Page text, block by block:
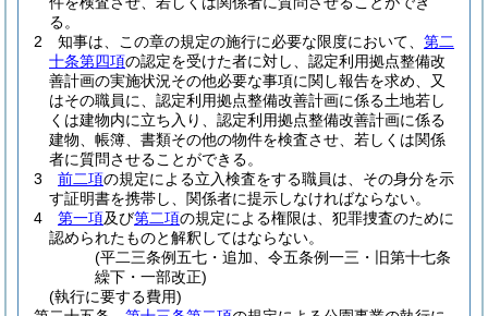
る。
2
知事は、この章の規定の施行に必要な限度において、 第二
十条第四項の認定を受けた者に対し、認定利用拠点整備改
善計画の実施状況その他必要な事項に関し報告を求め、又
はその職員に、認定利用拠点整備改善計画に係る土地若し
くは建物内に立ち入り、認定利用拠点整備改善計画に係る
建物、帳簿、書類その他の物件を検査させ、若しくは関係
者に質問させることができる。
3
前二項の規定による立入検査をする職員は、その身分を示
す証明書を携帯し、関係者に提示しなければならない。
4
第一項及び第二項の規定による権限は、犯罪捜査のために
認められたものと解釈してはならない。
(平二三条例五七・追加、令五条例一三・旧第十七条
繰下・一部改正)
(執行に要する費用)